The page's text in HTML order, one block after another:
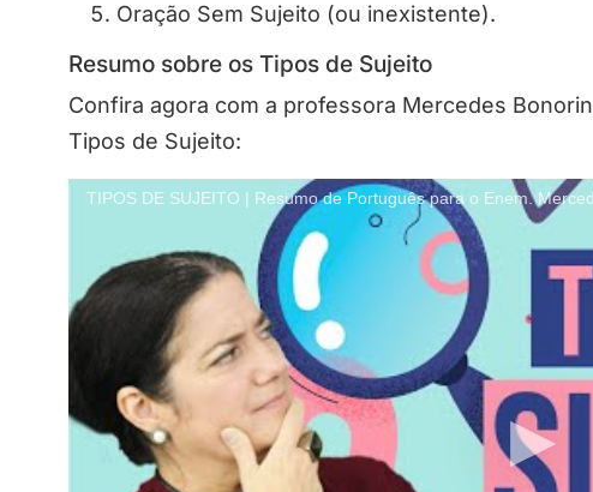
Oração Sem Sujeito (ou inexistente).
Resumo sobre os Tipos de Sujeito
Confira agora com a professora Mercedes
Tipos de Sujeito:
TIPOS DE SUJEITO | Resumo de Português para o Enem.